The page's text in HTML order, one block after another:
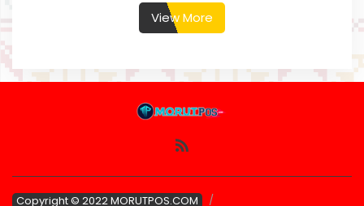
View More
Copyright © 2022 MORUTPOS.COM